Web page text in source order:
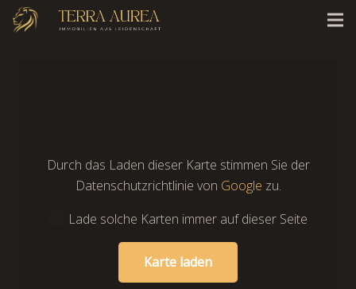
Durch das Laden dieser Karte stimmen Sie der
Datenschutzrichtlinie von Google zu.
Lade solche Karten immer auf dieser Seite
Karte laden